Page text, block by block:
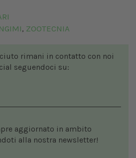
, ZOOTECNIA
rimani in contatto con noi
seguendoci su:
aggiornato in ambito
alla nostra newsletter!